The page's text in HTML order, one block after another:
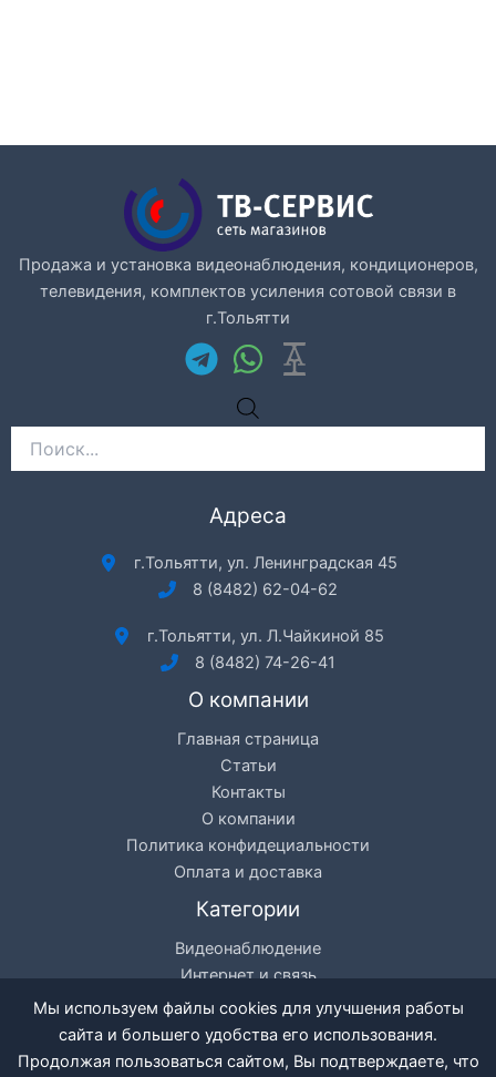
Продажа и установка видеонаблюдения, кондиционеров,
телевидения, комплектов усиления сотовой связи в
г.Тольятти
товаров
Адреса
г.Тольятти, ул. Ленинградская 45
8 (8482) 62-04-62
г.Тольятти, ул. Л.Чайкиной 85
8 (8482) 74-26-41
О компании
Главная страница
Статьи
Контакты
О компании
Политика конфидециальности
Оплата и доставка
Категории
Видеонаблюдение
Интернет и связь
Цифровое телевидение
Кондиционеры
Разное
Мы используем файлы cookies для улучшения работы
сайта и большего удобства его использования.
Продолжая пользоваться сайтом, Вы подтверждаете, что